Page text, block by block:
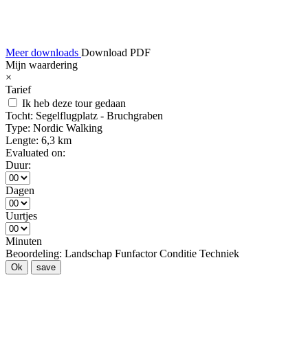
Meer downloads Download PDF
Mijn waardering
×
Tarief
Ik heb deze tour gedaan
Tocht: Segelflugplatz - Bruchgraben
Type: Nordic Walking
Lengte: 6,3 km
Evaluated on:
Duur:
Dagen
Uurtjes
Minuten
Beoordeling: Landschap Funfactor Conditie Techniek
Ok save